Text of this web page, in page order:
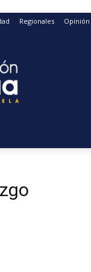
Regionales Opinión